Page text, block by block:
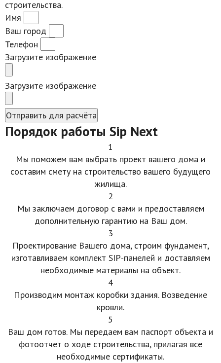
строительства.
Имя
Ваш город
Телефон
Загрузите изображение
Загрузите изображение
Отправить для расчёта
Порядок работы Sip Next
1
Мы поможем вам выбрать проект вашего дома и
составим смету на строительство вашего будущего
жилища.
2
Мы заключаем договор с вами и предоставляем
дополнительную гарантию на Ваш дом.
3
Проектирование Вашего дома, строим фундамент,
изготавливаем комплект SIP-панелей и доставляем
необходимые материалы на объект.
4
Производим монтаж коробки здания. Возведение
кровли.
5
Ваш дом готов. Мы передаем вам паспорт объекта и
фотоотчет о ходе строительства, прилагая все
необходимые сертификаты.